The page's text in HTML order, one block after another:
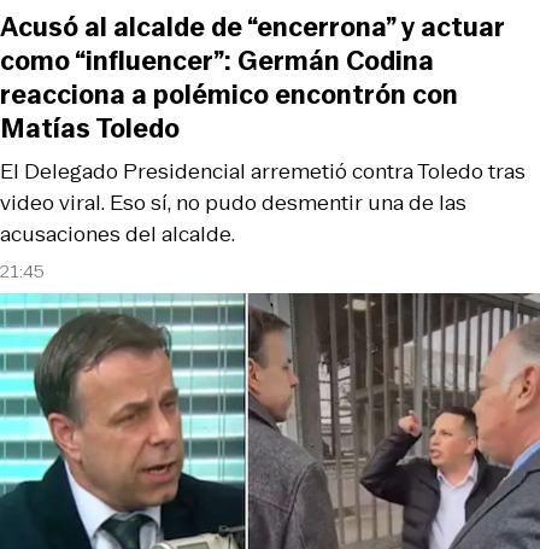
21:45
El Delegado Presidencial arremetió contra Toledo tras
video viral. Eso sí, no pudo desmentir una de las
acusaciones del alcalde.
Acusó al alcalde de “encerrona” y actuar
como “influencer”: Germán Codina
reacciona a polémico encontrón con
Matías Toledo